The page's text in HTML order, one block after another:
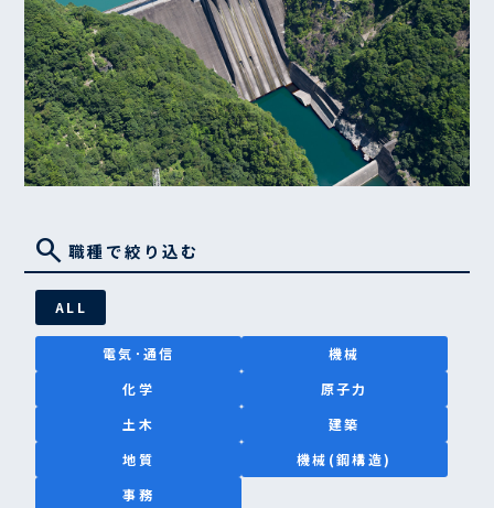
search 職種で絞り込む
ALL
電気･通信
機械
化学
原子力
土木
建築
地質
機械(鋼構造)
事務